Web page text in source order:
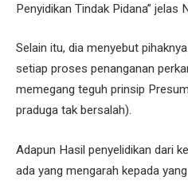
Penyidikan Tindak Pidana” jelas
Selain itu, dia menyebut
setiap proses penanganan
memegang teguh prinsip
praduga tak bersalah).
Adapun Hasil penyelidikan dari
ada yang mengarah kepada